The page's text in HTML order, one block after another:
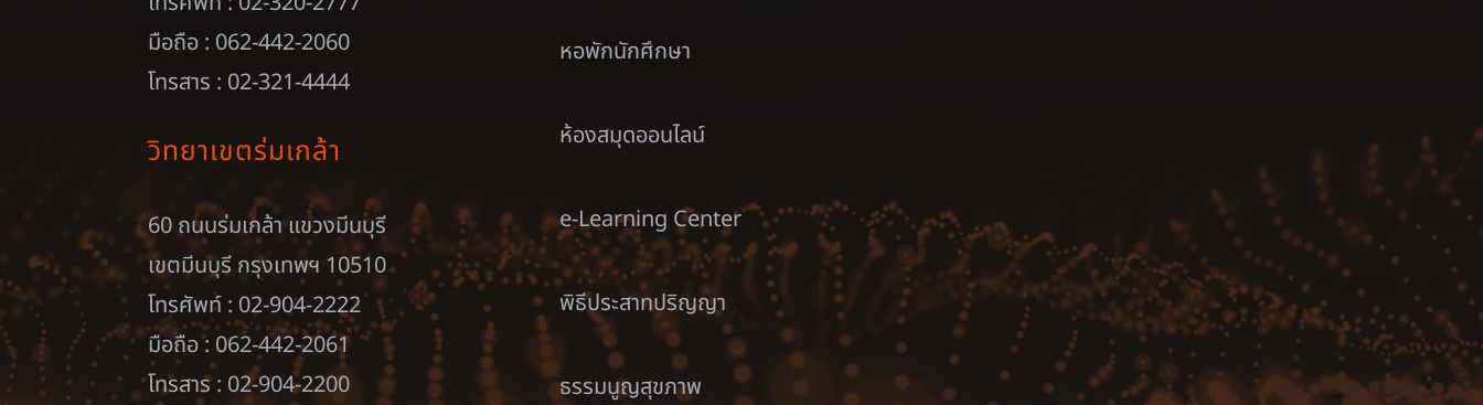
มือถือ : 062-442-2060
โทรสาร : 02-321-4444
วิทยาเขตร่มเกล้า
60 ถนนร่มเกล้า แขวงมีนบุรี
เขตมีนบุรี กรุงเทพฯ 10510
โทรศัพท์ : 02-904-2222
มือถือ : 062-442-2061
โทรสาร : 02-904-2200
หอพักนักศึกษา
ห้องสมุดออนไลน์
e-Learning Center
พิธีประสาทปริญญา
ธรรมนูญสุขภาพ